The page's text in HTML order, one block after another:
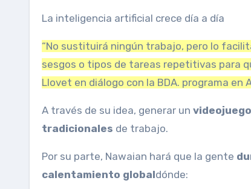
La inteligencia artificial crece día a día
“No sustituirá ningún trabajo, pero lo
sesgos o tipos de tareas repetitivas para
Llovet en diálogo con la BDA. programa en
A través de su idea, generar un videojuego
tradicionales de trabajo.
Por su parte, Nawaian hará que la gente
calentamiento globaldónde: